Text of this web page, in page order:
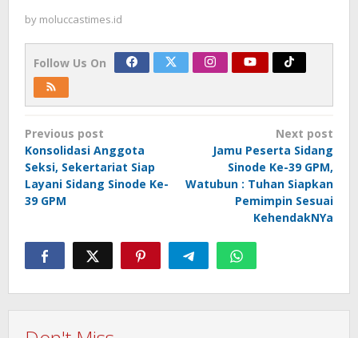
by moluccastimes.id
Follow Us On
Post
navigation
Previous post
Konsolidasi Anggota
Seksi, Sekertariat Siap
Layani Sidang Sinode Ke-
39 GPM
Next post
Jamu Peserta Sidang
Sinode Ke-39 GPM,
Watubun : Tuhan Siapkan
Pemimpin Sesuai
KehendakNYa